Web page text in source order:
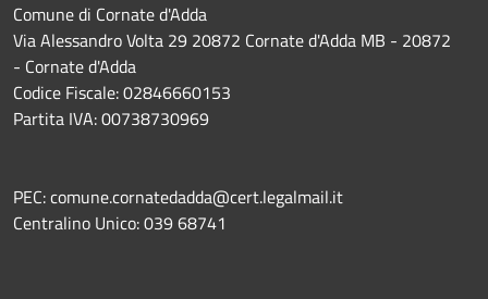
Comune di Cornate d'Adda
Via Alessandro Volta 29 20872 Cornate d'Adda MB - 20872
- Cornate d'Adda
Codice Fiscale: 02846660153
Partita IVA: 00738730969
PEC: comune.cornatedadda@cert.legalmail.it
Centralino Unico: 039 68741